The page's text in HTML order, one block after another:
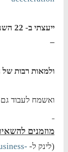
–
ולמאות רבות של
ואשמח לעבוד
מוזמנים
(לינק ל-